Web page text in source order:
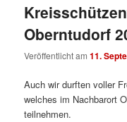
Oberntudorf
Veröffentlicht am11.
Auch wir durften voller
welches im Nachbarort
teilnehmen.